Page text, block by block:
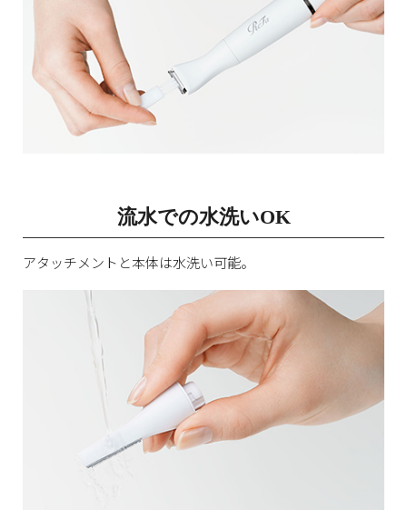
流水での水洗いOK
アタッチメントと本体は水洗い可能。